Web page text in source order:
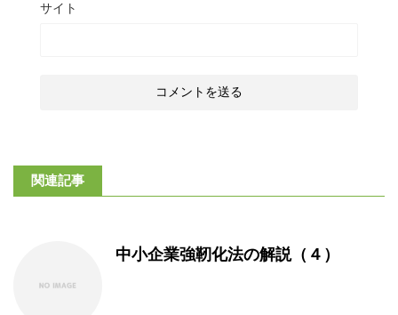
サイト
関連記事
中小企業強靭化法の解説（４）